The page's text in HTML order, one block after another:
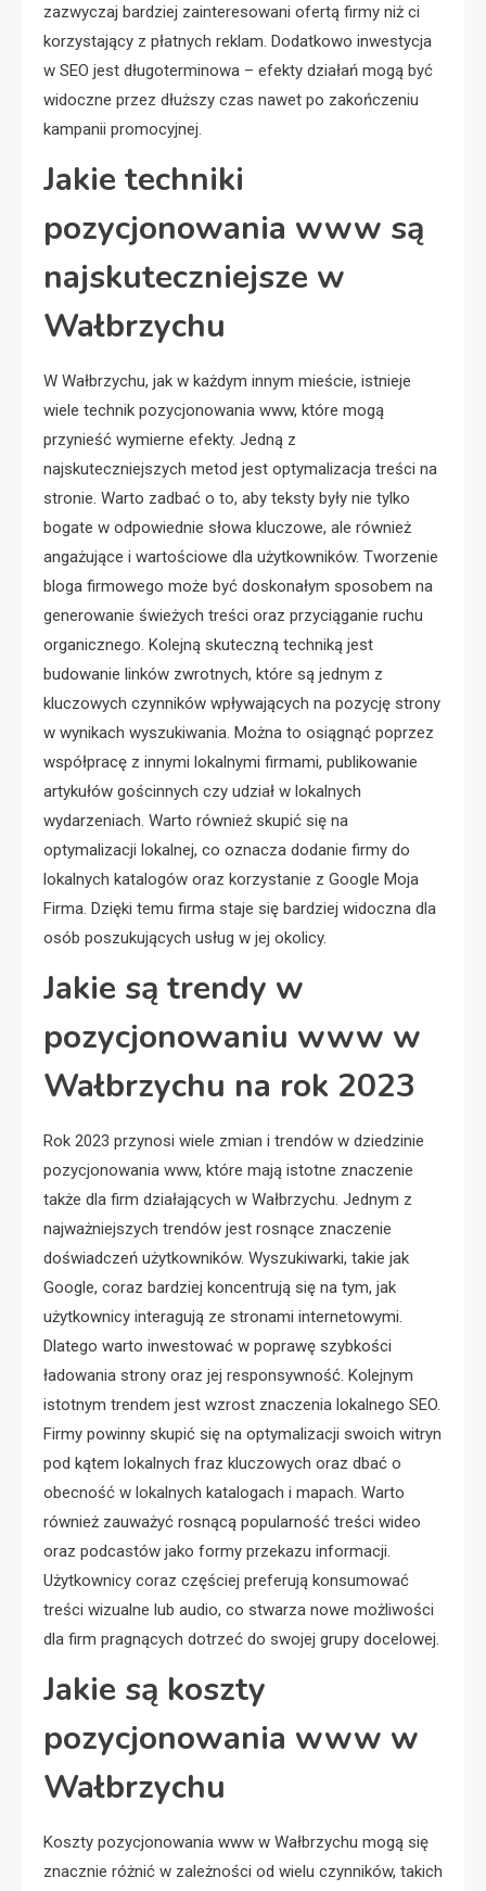
zazwyczaj bardziej zainteresowani ofertą firmy niż ci
korzystający z płatnych reklam. Dodatkowo inwestycja
w SEO jest długoterminowa – efekty działań mogą być
widoczne przez dłuższy czas nawet po zakończeniu
kampanii promocyjnej.
Jakie techniki
pozycjonowania www są
najskuteczniejsze w
Wałbrzychu
W Wałbrzychu, jak w każdym innym mieście, istnieje
wiele technik pozycjonowania www, które mogą
przynieść wymierne efekty. Jedną z
najskuteczniejszych metod jest optymalizacja treści na
stronie. Warto zadbać o to, aby teksty były nie tylko
bogate w odpowiednie słowa kluczowe, ale również
angażujące i wartościowe dla użytkowników. Tworzenie
bloga firmowego może być doskonałym sposobem na
generowanie świeżych treści oraz przyciąganie ruchu
organicznego. Kolejną skuteczną techniką jest
budowanie linków zwrotnych, które są jednym z
kluczowych czynników wpływających na pozycję strony
w wynikach wyszukiwania. Można to osiągnąć poprzez
współpracę z innymi lokalnymi firmami, publikowanie
artykułów gościnnych czy udział w lokalnych
wydarzeniach. Warto również skupić się na
optymalizacji lokalnej, co oznacza dodanie firmy do
lokalnych katalogów oraz korzystanie z Google Moja
Firma. Dzięki temu firma staje się bardziej widoczna dla
osób poszukujących usług w jej okolicy.
Jakie są trendy w
pozycjonowaniu www w
Wałbrzychu na rok 2023
Rok 2023 przynosi wiele zmian i trendów w dziedzinie
pozycjonowania www, które mają istotne znaczenie
także dla firm działających w Wałbrzychu. Jednym z
najważniejszych trendów jest rosnące znaczenie
doświadczeń użytkowników. Wyszukiwarki, takie jak
Google, coraz bardziej koncentrują się na tym, jak
użytkownicy interagują ze stronami internetowymi.
Dlatego warto inwestować w poprawę szybkości
ładowania strony oraz jej responsywność. Kolejnym
istotnym trendem jest wzrost znaczenia lokalnego SEO.
Firmy powinny skupić się na optymalizacji swoich witryn
pod kątem lokalnych fraz kluczowych oraz dbać o
obecność w lokalnych katalogach i mapach. Warto
również zauważyć rosnącą popularność treści wideo
oraz podcastów jako formy przekazu informacji.
Użytkownicy coraz częściej preferują konsumować
treści wizualne lub audio, co stwarza nowe możliwości
dla firm pragnących dotrzeć do swojej grupy docelowej.
Jakie są koszty
pozycjonowania www w
Wałbrzychu
Koszty pozycjonowania www w Wałbrzychu mogą się
znacznie różnić w zależności od wielu czynników, takich